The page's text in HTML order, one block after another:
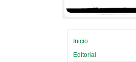
Inicio
Editorial